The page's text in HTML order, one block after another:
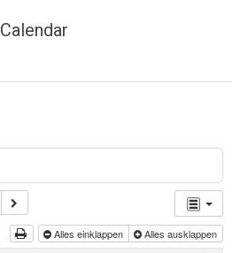
Calendar
Alles einklappen Alles ausklappen